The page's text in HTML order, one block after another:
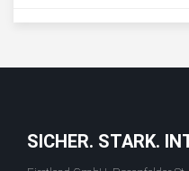
SICHER. STARK.